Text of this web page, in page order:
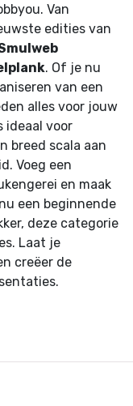
Van
edities van
. Of je nu
van een
alles voor jouw
ideaal voor
breed scala aan
Voeg een
en maak
een beginnende
deze categorie
Laat je
creëer de